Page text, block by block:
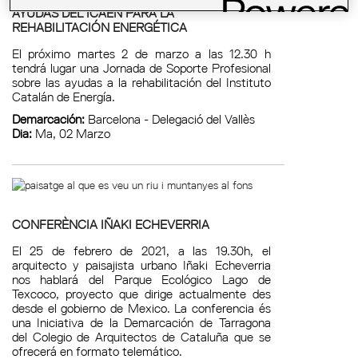
AYUDAS DEL ICAEN PARA LA
REHABILITACIÓN ENERGÉTICA
El próximo martes 2 de marzo a las 12.30 h
tendrá lugar una Jornada de Soporte Profesional
sobre las ayudas a la rehabilitación del Instituto
Catalán de Energía.
Demarcación: Barcelona - Delegació del Vallès
Dia: Ma, 02 Marzo
CONFERÈNCIA IÑAKI ECHEVERRIA
El 25 de febrero de 2021, a las 19.30h, el
arquitecto y paisajista urbano Iñaki Echeverria
nos hablará del Parque Ecológico Lago de
Texcoco, proyecto que dirige actualmente des
desde el gobierno de Mexico. La conferencia és
una Iniciativa de la Demarcación de Tarragona
del Colegio de Arquitectos de Cataluña que se
ofrecerá en formato telemático.